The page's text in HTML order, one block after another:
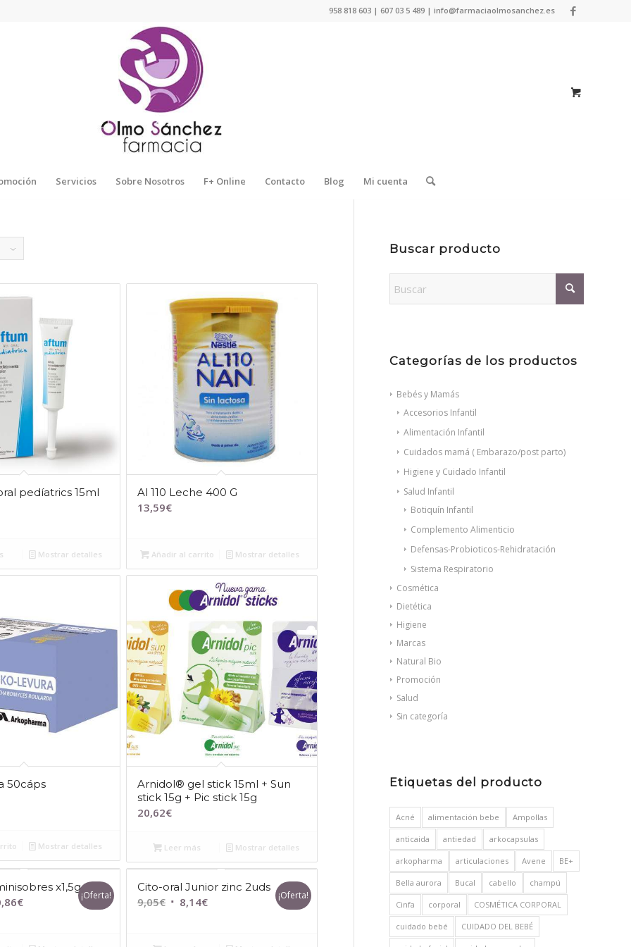
958 818 603 | 607 03 5 489 | info@farmaciaolmosanchez.es
Servicios Sobre Nosotros F+ Online Contacto Blog Mi cuenta
pedíatrics 15ml
Mostrar detalles
Al 110 Leche 400 G
13,59€
Añadir al carrito Mostrar detalles
50cáps
Mostrar detalles
Arnidol® gel stick 15ml + Sun
stick 15g + Pic stick 15g
20,62€
Leer más Mostrar detalles
x1,5g
€El
¡Oferta!
Cito-oral Junior zinc 2uds
9,05€ El 8,14€El
¡Oferta!
Buscar producto
Categorías de los productos
Bebés y Mamás
Accesorios Infantil
Alimentación Infantil
Cuidados mamá ( Embarazo/post parto)
Higiene y Cuidado Infantil
Salud Infantil
Botiquín Infantil
Complemento Alimenticio
Defensas-Probioticos-Rehidratación
Sistema Respiratorio
Cosmética
Dietética
Higiene
Marcas
Natural Bio
Promoción
Salud
Sin categoría
Etiquetas del producto
Acné alimentación bebe Ampollas
anticaida antiedad arkocapsulas
arkopharma articulaciones Avene BE+
Bella aurora Bucal cabello champú
Cinfa corporal COSMÉTICA CORPORAL
cuidado bebé CUIDADO DEL BEBÉ